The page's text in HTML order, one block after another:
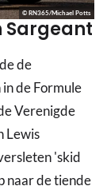
© RN365/Michael Potts
Sargeant
de
de Formule
Verenigde
Lewis
'skid
naar de tiende